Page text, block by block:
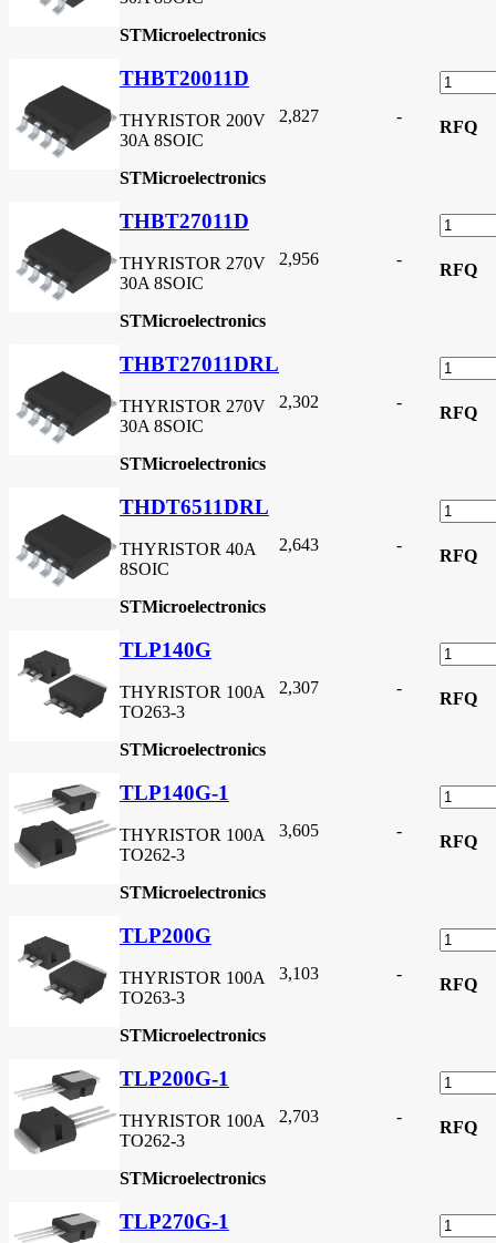
STMicroelectronics
THBT20011D
THYRISTOR 200V
30A 8SOIC
STMicroelectronics
2,827 -
RFQ
THBT27011D
THYRISTOR 270V
30A 8SOIC
STMicroelectronics
2,956 -
RFQ
THBT27011DRL
THYRISTOR 270V
30A 8SOIC
STMicroelectronics
2,302 -
RFQ
THDT6511DRL
THYRISTOR 40A
8SOIC
STMicroelectronics
2,643 -
RFQ
TLP140G
THYRISTOR 100A
TO263-3
STMicroelectronics
2,307 -
RFQ
TLP140G-1
THYRISTOR 100A
TO262-3
STMicroelectronics
3,605 -
RFQ
TLP200G
THYRISTOR 100A
TO263-3
STMicroelectronics
3,103 -
RFQ
TLP200G-1
THYRISTOR 100A
TO262-3
STMicroelectronics
2,703 -
RFQ
TLP270G-1